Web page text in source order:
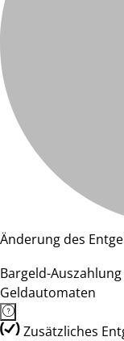
Änderung des
Bargeld-
Geldautomaten
Zusätzliches